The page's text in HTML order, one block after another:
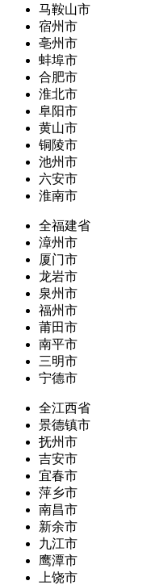
马鞍山市
宿州市
亳州市
蚌埠市
合肥市
淮北市
阜阳市
黄山市
铜陵市
池州市
六安市
淮南市
全福建省
漳州市
厦门市
龙岩市
泉州市
福州市
莆田市
南平市
三明市
宁德市
全江西省
景德镇市
抚州市
吉安市
宜春市
萍乡市
南昌市
新余市
九江市
鹰潭市
上饶市